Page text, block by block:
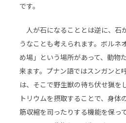
です。
人が石になることとは逆に、石
うなことも考えられます。ボルネ
め場」という場所があって、動物
来ます。プナン語ではスンガンと
は、そこで野生獣の待ち伏せ猟を
トリウムを摂取することで、身体
筋収縮を司ったりする機能を保っ